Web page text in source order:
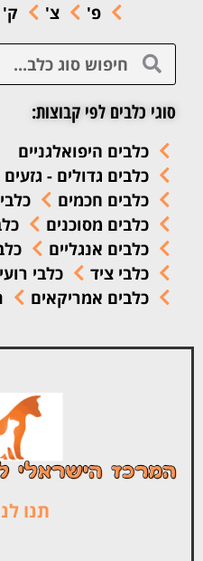
פ'
צ' ק'
סוגי כלבים לפי קבוצות:
כלבים היפואלגניים
כלבים גדולים - גזעים
כלבים חכמים
כלבים מסוכנים
כלבים אנגליים
כלבי ציד
כלבי
כלבים אמריקאים
תנו